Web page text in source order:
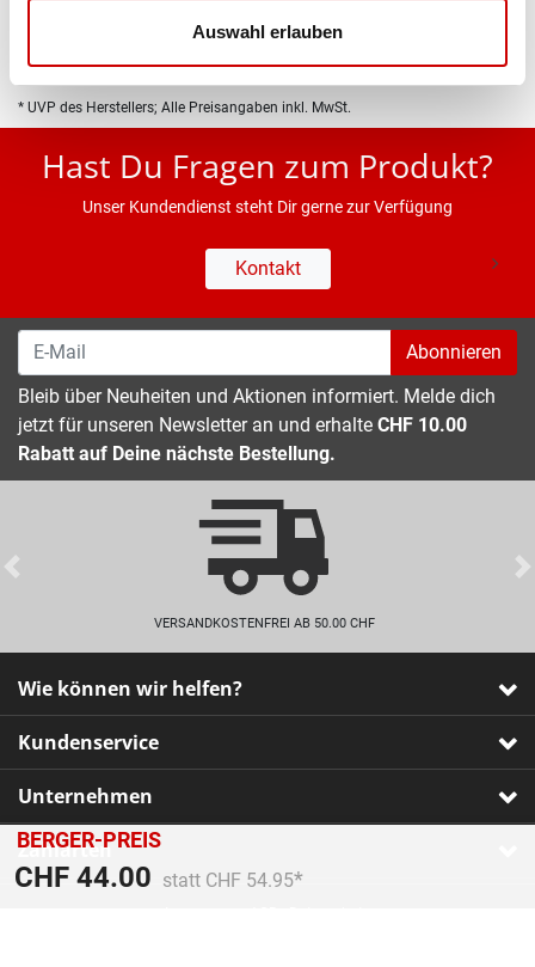
Auswahl erlauben
BERGER-PREIS
CHF 44.00 Preis reduziert von
statt CHF 54.95
An
* UVP des Herstellers; Alle Preisangaben inkl. MwSt.
Hast Du Fragen zum Produkt?
Unser Kundendienst steht Dir gerne zur Verfügung
Kontakt
Abonnieren
Bleib über Neuheiten und Aktionen informiert. Melde dich
jetzt für unseren Newsletter an und erhalte CHF 10.00
Rabatt auf Deine nächste Bestellung.
VERSANDKOSTENFREI AB 50.00 CHF
Previous
Wie können wir helfen?
Kundenservice
Unternehmen
Zahlarten